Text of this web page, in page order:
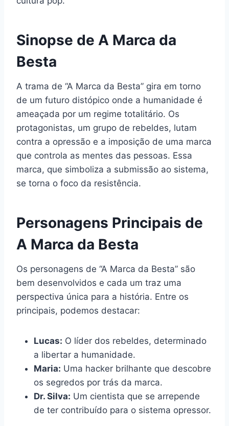
Sinopse de A Marca da
Besta
A trama de “A Marca da Besta” gira em torno
de um futuro distópico onde a humanidade é
ameaçada por um regime totalitário. Os
protagonistas, um grupo de rebeldes, lutam
contra a opressão e a imposição de uma marca
que controla as mentes das pessoas. Essa
marca, que simboliza a submissão ao sistema,
se torna o foco da resistência.
Personagens Principais de
A Marca da Besta
Os personagens de “A Marca da Besta” são
bem desenvolvidos e cada um traz uma
perspectiva única para a história. Entre os
principais, podemos destacar:
Lucas: O líder dos rebeldes, determinado
a libertar a humanidade.
Maria: Uma hacker brilhante que descobre
os segredos por trás da marca.
Dr. Silva: Um cientista que se arrepende
de ter contribuído para o sistema opressor.